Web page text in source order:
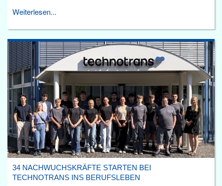
Weiterlesen...
34 NACHWUCHSKRÄFTE STARTEN BEI
TECHNOTRANS INS BERUFSLEBEN